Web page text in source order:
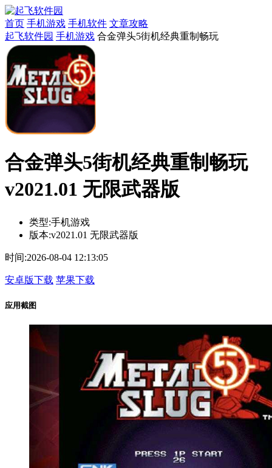
首页 手机游戏 手机软件 文章攻略
起飞软件园 手机游戏 合金弹头5街机经典重制畅玩
合金弹头5街机经典重制畅玩
v2021.01 无限武器版
类型:手机游戏
版本:v2021.01 无限武器版
时间:2026-08-04 12:13:05
安卓版下载 苹果下载
应用截图